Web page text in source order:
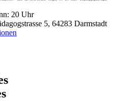
20 Uhr
5, 64283 Darmstadt